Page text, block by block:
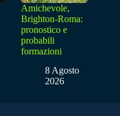
Amichevole,
Brighton-Roma:
pronostico e
probabili
formazioni
8 Agosto
2026